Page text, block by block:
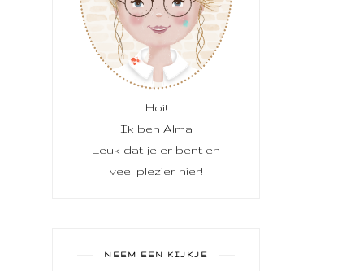
Hoi!
Ik ben Alma
Leuk dat je er bent en
veel plezier hier!
NEEM EEN KIJKJE